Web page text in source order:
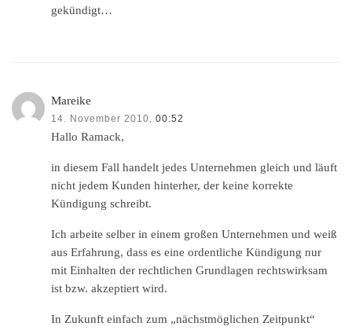
gekündigt…
Mareike
14. November 2010, 00:52
Hallo Ramack,
in diesem Fall handelt jedes Unternehmen gleich und läuft
nicht jedem Kunden hinterher, der keine korrekte
Kündigung schreibt.
Ich arbeite selber in einem großen Unternehmen und weiß
aus Erfahrung, dass es eine ordentliche Kündigung nur
mit Einhalten der rechtlichen Grundlagen rechtswirksam
ist bzw. akzeptiert wird.
In Zukunft einfach zum „nächstmöglichen Zeitpunkt“